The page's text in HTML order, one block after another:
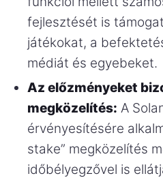
fejlesztését is
játékokat, a
médiát és egyebeket.
Az előzményeket
megközelítés: A
érvényesítésére
stake” megközelítés
időbélyegzővel is